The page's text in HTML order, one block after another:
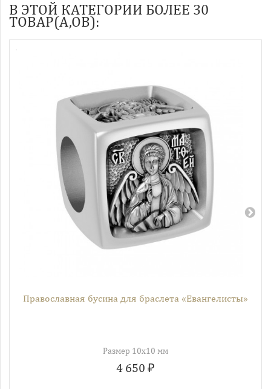
В ЭТОЙ КАТЕГОРИИ БОЛЕЕ 30
ТОВАР(А,ОВ):
Православная бусина для браслета «Евангелисты»
Размер 10х10 мм
4 650 ₽